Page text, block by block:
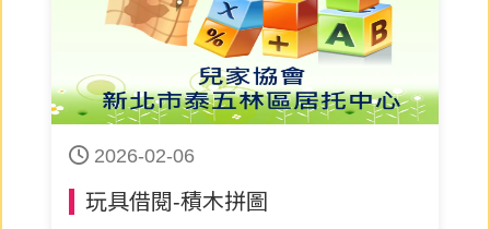
2026-02-06
玩具借閱-積木拼圖